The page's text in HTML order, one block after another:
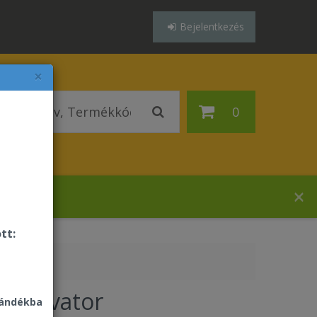
×
Bejelentkezés
0
Activator